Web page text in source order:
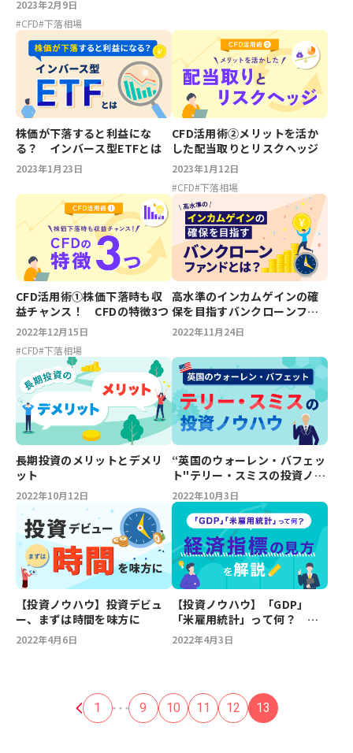
2023年2月9日
#CFD#下落相場
株価が下落すると利益にな
る？ インバース型ETFとは
2023年1月23日
CFD活用術②メリットを活か
した配当取りとリスクヘッジ
2023年1月12日
#CFD#下落相場
CFD活用術①株価下落時も収
益チャンス！ CFDの特徴3つ
2022年12月15日
#CFD#下落相場
高水準のインカムゲインの確
保を目指すバンクローンファ
ンドとは？
2022年11月24日
長期投資のメリットとデメリ
ット
2022年10月12日
“英国のウォーレン・バフェッ
ト"テリー・スミスの投資ノウ
ハウ
2022年10月3日
【投資ノウハウ】投資デビュ
ー、まずは時間を味方に
2022年4月6日
【投資ノウハウ】「GDP」
「米雇用統計」って何？ 経
済指標の見方を解説
2022年4月3日
1 9 10 11 12 13